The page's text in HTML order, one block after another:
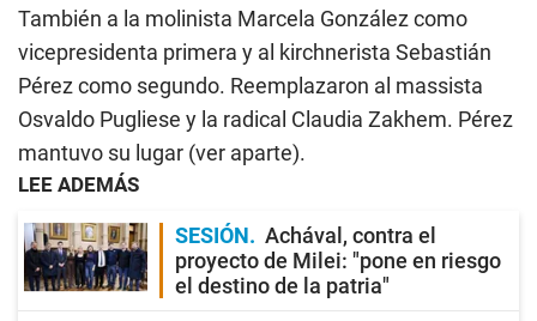
También a la molinista Marcela González como
vicepresidenta primera y al kirchnerista Sebastián
Pérez como segundo. Reemplazaron al massista
Osvaldo Pugliese y la radical Claudia Zakhem. Pérez
mantuvo su lugar (ver aparte).
LEE ADEMÁS
SESIÓN
Achával, contra el
proyecto de Milei: "pone en riesgo
el destino de la patria"